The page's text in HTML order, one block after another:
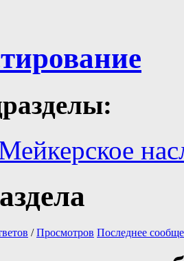
/Просмотров Последнее